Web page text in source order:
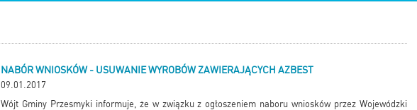
NABÓR WNIOSKÓW - USUWANIE WYROBÓW ZAWIERAJĄCYCH AZBEST
09.01.2017
Wójt Gminy Przesmyki informuje, że w związku z ogłoszeniem naboru wniosków przez Wojewódzki